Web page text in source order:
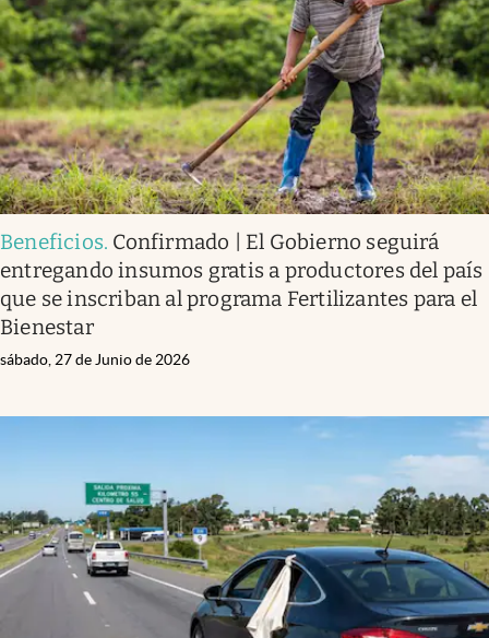
Beneficios. Confirmado | El Gobierno seguirá
entregando insumos gratis a productores del país
que se inscriban al programa Fertilizantes para el
Bienestar
sábado, 27 de Junio de 2026